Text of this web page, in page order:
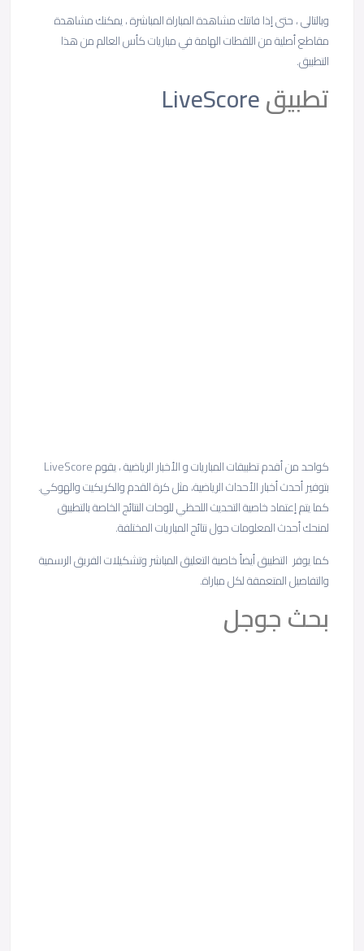
وبالتالي ، حتى إذا فاتتك مشاهدة المباراة المباشرة ، يمكنك مشاهدة
مقاطع أصلية من اللقطات الهامة في مباريات كأس العالم من هذا
التطبيق.
تطبيقLiveScore
كواحد من أقدم تطبيقات المباريات و الأخبار الرياضية ، يقوم LiveScore
بتوفير أحدث أخبار الأحداث الرياضية، مثل كرة القدم والكريكيت والهوكي.
كما يتم إعتماد خاصية التحديث اللحظي للوحات النتائج الخاصة بالتطبيق
لمنحك أحدث المعلومات حول نتائج المباريات المختلفة.
كما يوفر التطبيق أيضاً خاصية التعليق المباشر وتشكيلات الفريق الرسمية
والتفاصيل المتعمقة لكل مباراة.
بحث جوجل